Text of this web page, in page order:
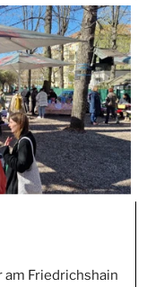
am Friedrichshain